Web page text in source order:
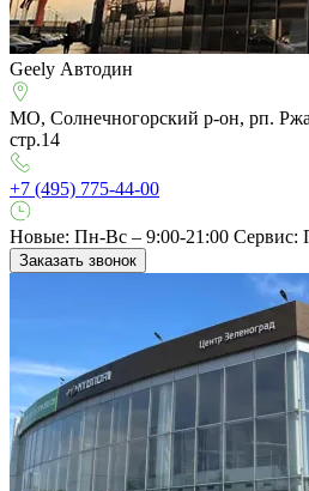
Geely Автодин
МО, Солнечногорский р-он, рп.
стр.14
+7 (495) 775-44-00
Новые: Пн-Вс – 9:00-21:00 Сервис:
Заказать звонок